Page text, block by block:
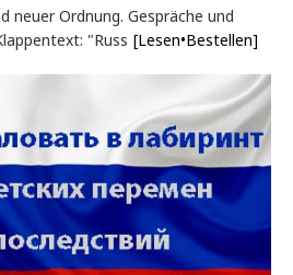
neuer Ordnung. Gespräche und
"Russ [Lesen•Bestellen]